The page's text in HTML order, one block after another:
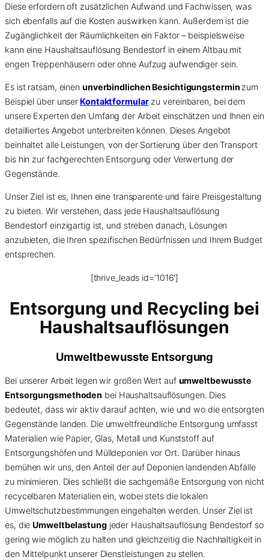
Diese erfordern oft zusätzlichen Aufwand und Fachwissen, was
sich ebenfalls auf die Kosten auswirken kann. Außerdem ist die
Zugänglichkeit der Räumlichkeiten ein Faktor – beispielsweise
kann eine Haushaltsauflösung Bendestorf in einem Altbau mit
engen Treppenhäusern oder ohne Aufzug aufwendiger sein.
Es ist ratsam, einen unverbindlichen Besichtigungstermin zum
Beispiel über unserKontaktformularzu vereinbaren, bei dem
unsere Experten den Umfang der Arbeit einschätzen und Ihnen ein
detailliertes Angebot unterbreiten können. Dieses Angebot
beinhaltet alle Leistungen, von der Sortierung über den Transport
bis hin zur fachgerechten Entsorgung oder Verwertung der
Gegenstände.
Unser Ziel ist es, Ihnen eine transparente und faire Preisgestaltung
zu bieten. Wir verstehen, dass jede Haushaltsauflösung
Bendestorf einzigartig ist, und streben danach, Lösungen
anzubieten, die Ihren spezifischen Bedürfnissen und Ihrem Budget
entsprechen.
[thrive_leads id=’1016′]
Entsorgung und Recycling bei
Haushaltsauflösungen
Umweltbewusste Entsorgung
Bei unserer Arbeit legen wir großen Wert auf umweltbewusste
Entsorgungsmethoden bei Haushaltsauflösungen. Dies
bedeutet, dass wir aktiv darauf achten, wie und wo die entsorgten
Gegenstände landen. Die umweltfreundliche Entsorgung umfasst
Materialien wie Papier, Glas, Metall und Kunststoff auf
Entsorgungshöfen und Mülldeponien vor Ort. Darüber hinaus
bemühen wir uns, den Anteil der auf Deponien landenden Abfälle
zu minimieren. Dies schließt die sachgemäße Entsorgung von nicht
recycelbaren Materialien ein, wobei stets die lokalen
Umweltschutzbestimmungen eingehalten werden. Unser Ziel ist
es, dieUmweltbelastungjeder Haushaltsauflösung Bendestorf so
gering wie möglich zu halten und gleichzeitig die Nachhaltigkeit in
den Mittelpunkt unserer Dienstleistungen zu stellen.